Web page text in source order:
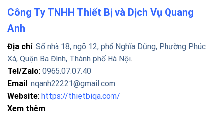
Công Ty TNHH Thiết Bị và Dịch Vụ Quang
Anh
Địa chỉ: Số nhà 18, ngõ 12, phố Nghĩa Dũng, Phường Phúc
Xá, Quận Ba Đình, Thành phố Hà Nội.
Tel/Zalo: 0965.07.07.40
Email: nqanh22221@gmail.com
Website: https://thietbiqa.com/
Xem thêm: